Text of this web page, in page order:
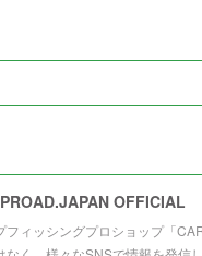
OFFICIAL
フィッシングプロショップ「